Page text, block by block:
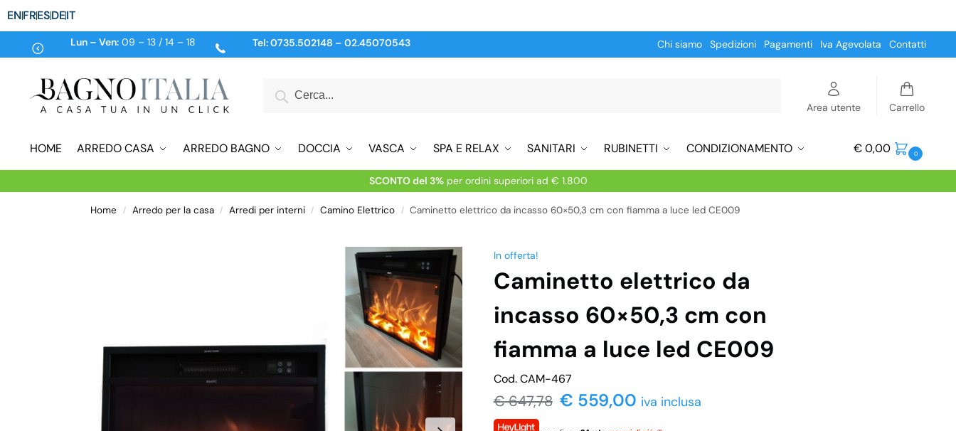
ENFRESDEIT
Lun – Ven:09 – 13 / 14 – 18 Tel:0735.502148 – 02.45070543 Chi siamo Spedizioni Pagamenti Iva Agevolata Contatti
Area utente Carrello
HOME ARREDO CASA ARREDO BAGNO DOCCIA VASCA SPA E RELAX SANITARI RUBINETTI CONDIZIONAMENTO €0,00 0
SCONTO del 3%per ordini superiori ad € 1.800
Home / Arredo per la casa / Arredi per interni / Camino Elettrico / Caminetto elettrico da incasso 60×50,3 cm con fiamma a luce led CE009
In offerta!
Caminetto elettrico da
incasso 60×50,3 cm con
fiamma a luce led CE009
Cod. CAM-467
€647,78 € 559,00 iva inclusa